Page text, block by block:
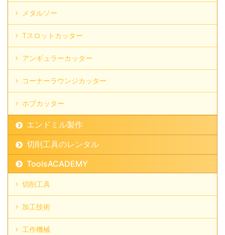
メタルソー
Tスロットカッター
アンギュラーカッター
コーナーラウンジカッター
ホブカッター
エンドミル製作
切削工具のレンタル
ToolsACADEMY
切削工具
加工技術
工作機械